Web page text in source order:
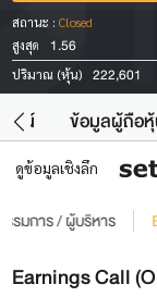
สถานะ : Closed
สูงสุด
1.56
ปริมาณ (หุ้น) 222,601
ยชน์ ข้อมูลผู้ถือ
ดูข้อมูลเชิงลึก
รมการ / ผู้บริหาร
Earnings Call